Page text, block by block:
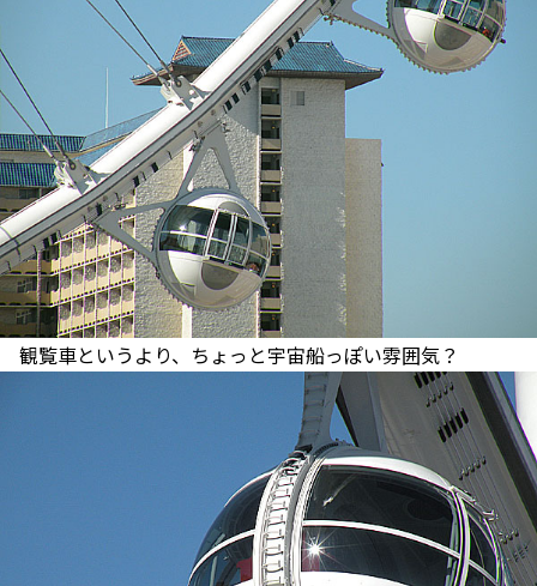
観覧車というより、ちょっと宇宙船っぽい雰囲気？